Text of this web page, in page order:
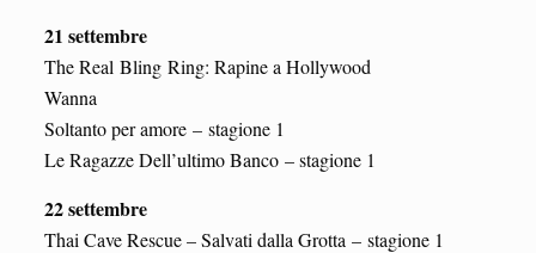
21 settembre
The Real Bling Ring: Rapine a Hollywood
Wanna
Soltanto per amore – stagione 1
Le Ragazze Dell’ultimo Banco – stagione 1
22 settembre
Thai Cave Rescue – Salvati dalla Grotta – stagione 1